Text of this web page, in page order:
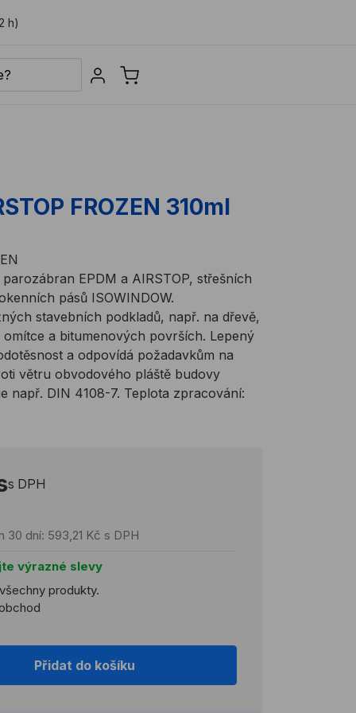
h)
Sign in
FROZEN 310ml
EPDM a AIRSTOP, střešních
pásů ISOWINDOW.
stavebních podkladů, např. na dřevě,
a bitumenových površích. Lepený
a odpovídá požadavkům na
větru obvodového pláště budovy
např. DIN 4108-7. Teplota zpracování:
s DPH
30 dní: 593,21 Kč s DPH
výrazné slevy
produkty.
Přidat do košíku